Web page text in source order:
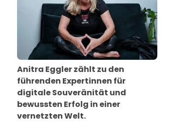
Anitra Eggler zählt zu den
führenden Expertinnen für
digitale Souveränität und
bewussten Erfolg in einer
vernetzten Welt.